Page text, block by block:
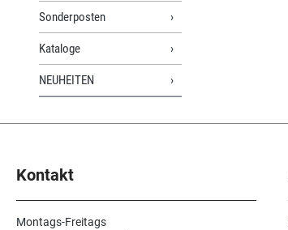
Sonderposten
Kataloge
NEUHEITEN
Kontakt
Montags-Freitags